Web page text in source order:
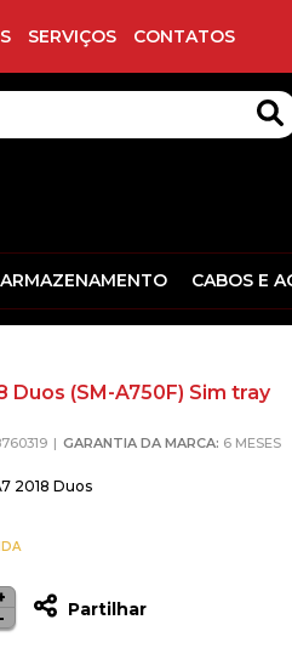
SERVIÇOS CONTATOS
ARMAZENAMENTO CABOS E
Duos (SM-A750F) Sim tray
GARANTIA DA MARCA: 6 MESES
2018 Duos
- Partilhar